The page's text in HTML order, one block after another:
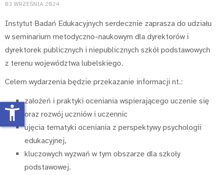
03 WRZEŚNIA 2024
Instytut Badań Edukacyjnych serdecznie zaprasza do udziału
w seminarium metodyczno-naukowym dla dyrektorów i
dyrektorek publicznych i niepublicznych szkół podstawowych
z terenu województwa lubelskiego.
Celem wydarzenia będzie przekazanie informacji nt.:
założeń i praktyki oceniania wspierającego uczenie się
oraz rozwój uczniów i uczennic
ujęcia tematyki oceniania z perspektywy psychologii
edukacyjnej,
kluczowych wyzwań w tym obszarze dla szkoły
podstawowej.
accessibility_new